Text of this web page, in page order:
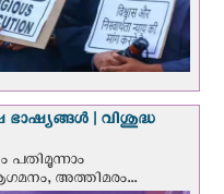
ഭാഷ്യങ്ങള്‍ | വിശുദ്ധ
അത്തിമരം...